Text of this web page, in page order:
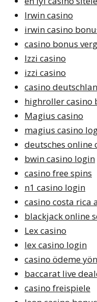
Irwin casino
irwin casino
casino bonus
Izzi casino
izzi casino
casino
highroller casino
Magius casino
magius casino
deutsches online
bwin casino login
casino free spins
n1 casino login
casino costa rica
blackjack online
Lex casino
lex casino login
casino ödeme
baccarat live
casino freispiele